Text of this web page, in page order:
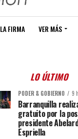
LA FIRMA VER MÁS
LO ÚLTIMO
PODER & GOBIERNO 9
Barranquilla
gratuito por la
presidente
Espriella